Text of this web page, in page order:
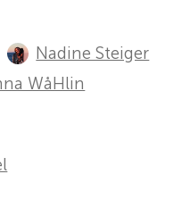
Nadine Steiger
WåHlin